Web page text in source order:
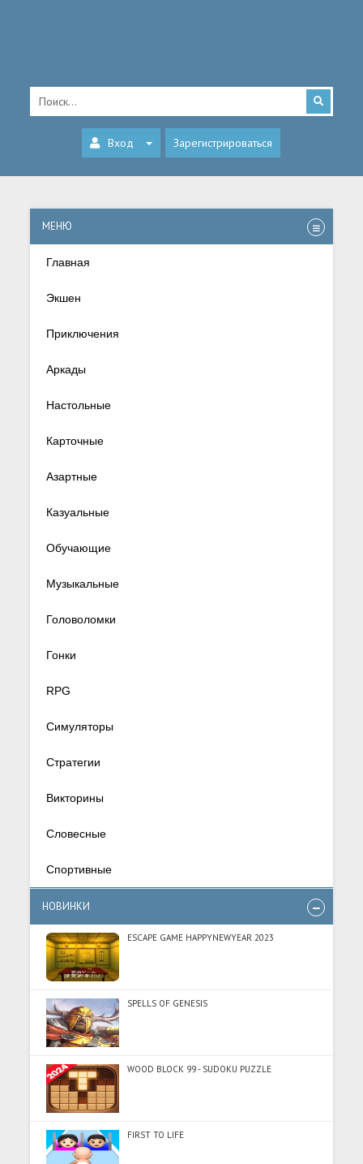
Вход Зарегистрироваться
МЕНЮ
Главная
Экшен
Приключения
Аркады
Настольные
Карточные
Азартные
Казуальные
Обучающие
Музыкальные
Головоломки
Гонки
RPG
Симуляторы
Стратегии
Викторины
Словесные
Спортивные
НОВИНКИ
ESCAPE GAME HAPPYNEWYEAR 2023
SPELLS OF GENESIS
WOOD BLOCK 99 - SUDOKU PUZZLE
FIRST TO LIFE